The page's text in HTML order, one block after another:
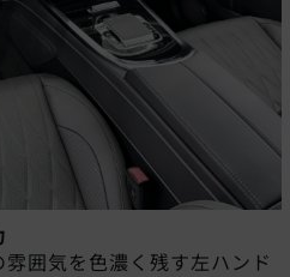
囲気を色濃く残す左ハンド